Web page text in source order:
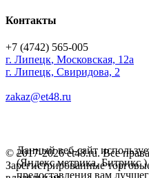
Контакты
+7 (4742) 565-005
г. Липецк, Московская, 12а
г. Липецк, Свиридова, 2
zakaz@et48.ru
© 2017-2026 et48.ru. Все
Зарегистрированные
Данный веб-сайт
(Яндекс метрика, Битрикс )
предоставления вам